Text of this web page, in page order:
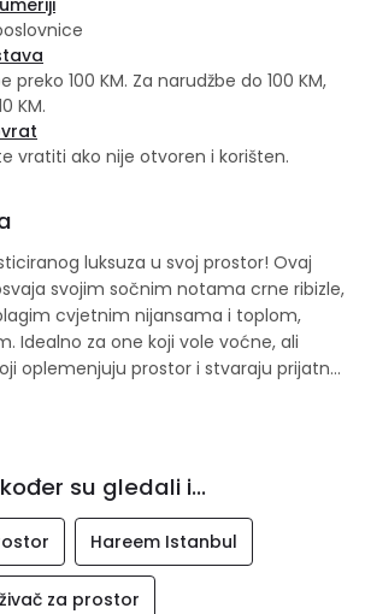
preko 100 KM. Za narudžbe do 100 KM,
KM.
vratiti ako nije otvoren i korišten.
luksuza u svoj prostor! Ovaj
svojim sočnim notama crne ribizle,
cvjetnim nijansama i toplom,
Idealno za one koji vole voćne, ali
oplemenjuju prostor i stvaraju prijatnu,
su gledali i...
Hareem Istanbul
za prostor